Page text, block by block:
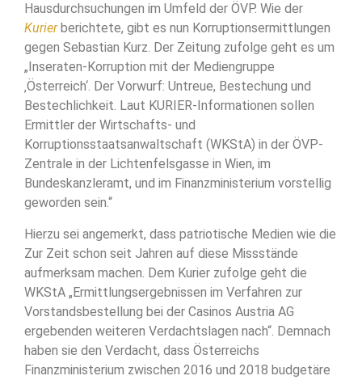
Hausdurchsuchungen im Umfeld der ÖVP. Wie der
Kurier berichtete, gibt es nun Korruptionsermittlungen
gegen Sebastian Kurz. Der Zeitung zufolge geht es um
„Inseraten-Korruption mit der Mediengruppe
‚Österreich‘. Der Vorwurf: Untreue, Bestechung und
Bestechlichkeit. Laut KURIER-Informationen sollen
Ermittler der Wirtschafts- und
Korruptionsstaatsanwaltschaft (WKStA) in der ÖVP-
Zentrale in der Lichtenfelsgasse in Wien, im
Bundeskanzleramt, und im Finanzministerium vorstellig
geworden sein.“
Hierzu sei angemerkt, dass patriotische Medien wie die
Zur Zeit schon seit Jahren auf diese Missstände
aufmerksam machen. Dem Kurier zufolge geht die
WKStA „Ermittlungsergebnissen im Verfahren zur
Vorstandsbestellung bei der Casinos Austria AG
ergebenden weiteren Verdachtslagen nach“. Demnach
haben sie den Verdacht, dass Österreichs
Finanzministerium zwischen 2016 und 2018 budgetäre